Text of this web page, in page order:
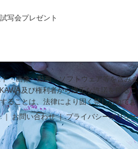
・画像・動画・ソフトウェア等を含
及び権利者から適正な許諾を得
ることは、法律により固く禁じられて
｜ お問い合わせ ｜ プライバシーポリシー